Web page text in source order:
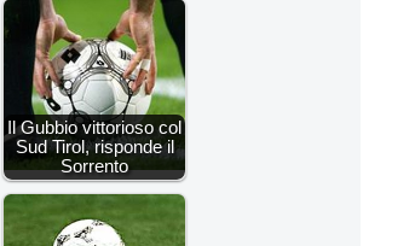
Il Gubbio vittorioso col
Sud Tirol, risponde il
Sorrento